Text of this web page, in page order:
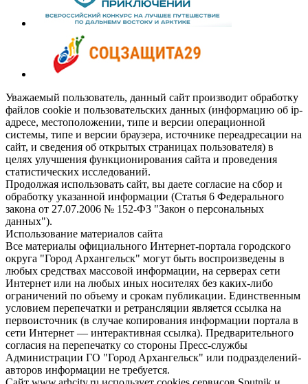
Уважаемый пользователь, данный сайт производит обработку
файлов cookie и пользовательских данных (информацию об ip-
адресе, местоположении, типе и версии операционной
системы, типе и версии браузера, источнике переадресации на
сайт, и сведения об открытых страницах пользователя) в
целях улучшения функционирования сайта и проведения
статистических исследований.
Продолжая использовать сайт, вы даете согласие на сбор и
обработку указанной информации (Статья 6 Федерального
закона от 27.07.2006 № 152-ФЗ "Закон о персональных
данных").
Использование материалов сайта
Все материалы официального Интернет-портала городского
округа "Город Архангельск" могут быть воспроизведены в
любых средствах массовой информации, на серверах сети
Интернет или на любых иных носителях без каких-либо
ограничений по объему и срокам публикации. Единственным
условием перепечатки и ретрансляции является ссылка на
первоисточник (в случае копирования информации портала в
сети Интернет — интерактивная ссылка). Предварительного
согласия на перепечатку со стороны Пресс-службы
Администрации ГО "Город Архангельск" или подразделений-
авторов информации не требуется.